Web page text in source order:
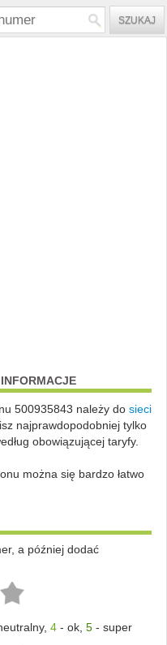
500935843 należy do sieci
najprawdopodobniej tylko
obowiązującej taryfy.
można się bardzo łatwo
a później dodać
, 4- ok, 5- super